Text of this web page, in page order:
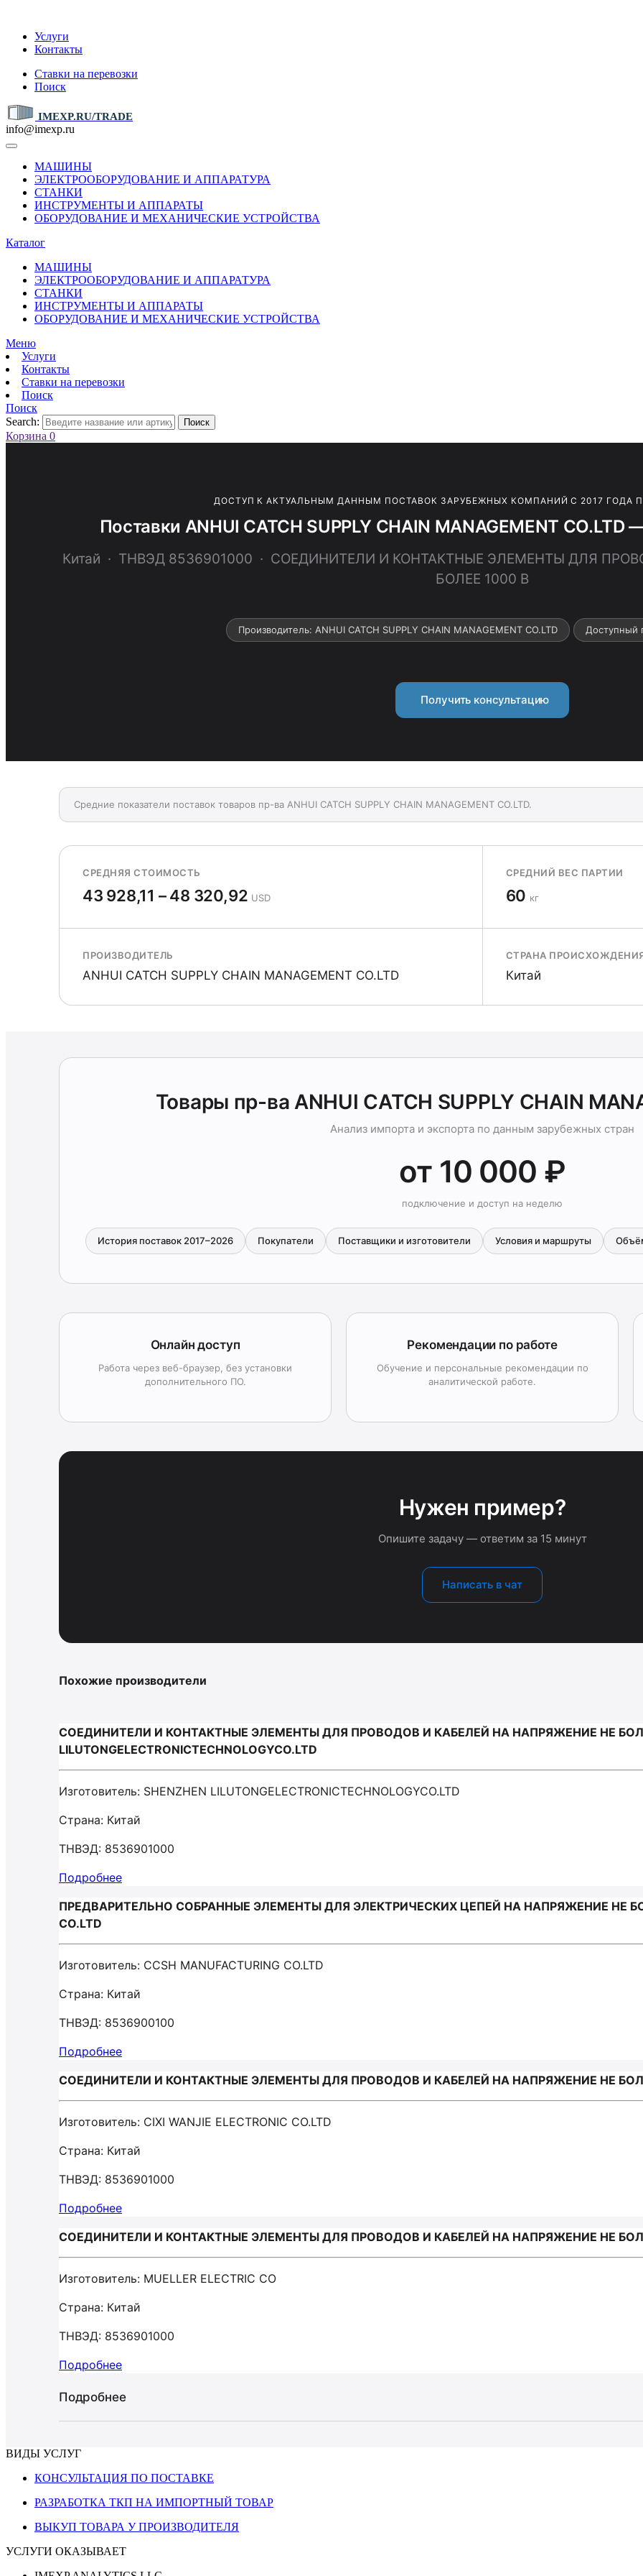
Услуги
Контакты
Ставки на перевозки
Поиск
IMEXP.RU/TRADE
info@imexp.ru
МАШИНЫ
ЭЛЕКТРООБОРУДОВАНИЕ И АППАРАТУРА
СТАНКИ
ИНСТРУМЕНТЫ И АППАРАТЫ
ОБОРУДОВАНИЕ И МЕХАНИЧЕСКИЕ УСТРОЙСТВА
Каталог
МАШИНЫ
ЭЛЕКТРООБОРУДОВАНИЕ И АППАРАТУРА
СТАНКИ
ИНСТРУМЕНТЫ И АППАРАТЫ
ОБОРУДОВАНИЕ И МЕХАНИЧЕСКИЕ УСТРОЙСТВА
Меню
Услуги
Контакты
Ставки на перевозки
Поиск
Поиск
Search:
Поиск
Корзина 0
ДОСТУП К АКТУАЛЬНЫМ ДАННЫМ ПОСТАВОК ЗАРУБЕЖНЫХ КОМПАНИЙ С 2017 ГОДА
Поставки ANHUI CATCH SUPPLY CHAIN MANAGEMENT
Китай · ТНВЭД 8536901000 · СОЕДИНИТЕЛИ И КОНТАКТНЫЕ ЭЛЕМЕНТЫ ДЛЯ
БОЛЕЕ 1000 В
Производитель: ANHUI CATCH SUPPLY CHAIN MANAGEMENT CO.LTD Доступный
Получить консультацию
Средние показатели поставок товаров пр-ва ANHUI CATCH SUPPLY CHAIN MANAGEMENT CO.LTD.
СРЕДНЯЯ СТОИМОСТЬ
43 928,11 – 48 320,92 USD
СРЕДНИЙ ВЕС ПАРТИИ
60 кг
ПРОИЗВОДИТЕЛЬ
ANHUI CATCH SUPPLY CHAIN MANAGEMENT CO.LTD
СТРАНА
Китай
Товары пр-ва ANHUI CATCH SUPPLY CHAIN
Анализ импорта и экспорта по данным зарубежных стран
от 10 000 ₽
подключение и доступ на неделю
История поставок 2017–2026 Покупатели Поставщики и изготовители Условия и маршруты
Онлайн доступ
Работа через веб-браузер, без установки
дополнительного ПО.
Рекомендации по работе
Обучение и персональные рекомендации по
аналитической работе.
Нужен пример?
Опишите задачу — ответим за 15 минут
Написать в чат
Похожие производители
СОЕДИНИТЕЛИ И КОНТАКТНЫЕ ЭЛЕМЕНТЫ ДЛЯ ПРОВОДОВ И КАБЕЛЕЙ НА НАПРЯЖЕНИЕ НЕ
LILUTONGELECTRONICTECHNOLOGYCO.LTD
Изготовитель: SHENZHEN LILUTONGELECTRONICTECHNOLOGYCO.LTD
Страна: Китай
ТНВЭД: 8536901000
Подробнее
ПРЕДВАРИТЕЛЬНО СОБРАННЫЕ ЭЛЕМЕНТЫ ДЛЯ ЭЛЕКТРИЧЕСКИХ ЦЕПЕЙ НА НАПРЯЖЕНИЕ НЕ
CO.LTD
Изготовитель: CCSH MANUFACTURING CO.LTD
Страна: Китай
ТНВЭД: 8536900100
Подробнее
СОЕДИНИТЕЛИ И КОНТАКТНЫЕ ЭЛЕМЕНТЫ ДЛЯ ПРОВОДОВ И КАБЕЛЕЙ НА НАПРЯЖЕНИЕ НЕ БОЛЕЕ
Изготовитель: CIXI WANJIE ELECTRONIC CO.LTD
Страна: Китай
ТНВЭД: 8536901000
Подробнее
СОЕДИНИТЕЛИ И КОНТАКТНЫЕ ЭЛЕМЕНТЫ ДЛЯ ПРОВОДОВ И КАБЕЛЕЙ НА НАПРЯЖЕНИЕ НЕ БОЛЕЕ
Изготовитель: MUELLER ELECTRIC CO
Страна: Китай
ТНВЭД: 8536901000
Подробнее
Подробнее
ВИДЫ УСЛУГ
КОНСУЛЬТАЦИЯ ПО ПОСТАВКЕ
РАЗРАБОТКА ТКП НА ИМПОРТНЫЙ ТОВАР
ВЫКУП ТОВАРА У ПРОИЗВОДИТЕЛЯ
УСЛУГИ ОКАЗЫВАЕТ